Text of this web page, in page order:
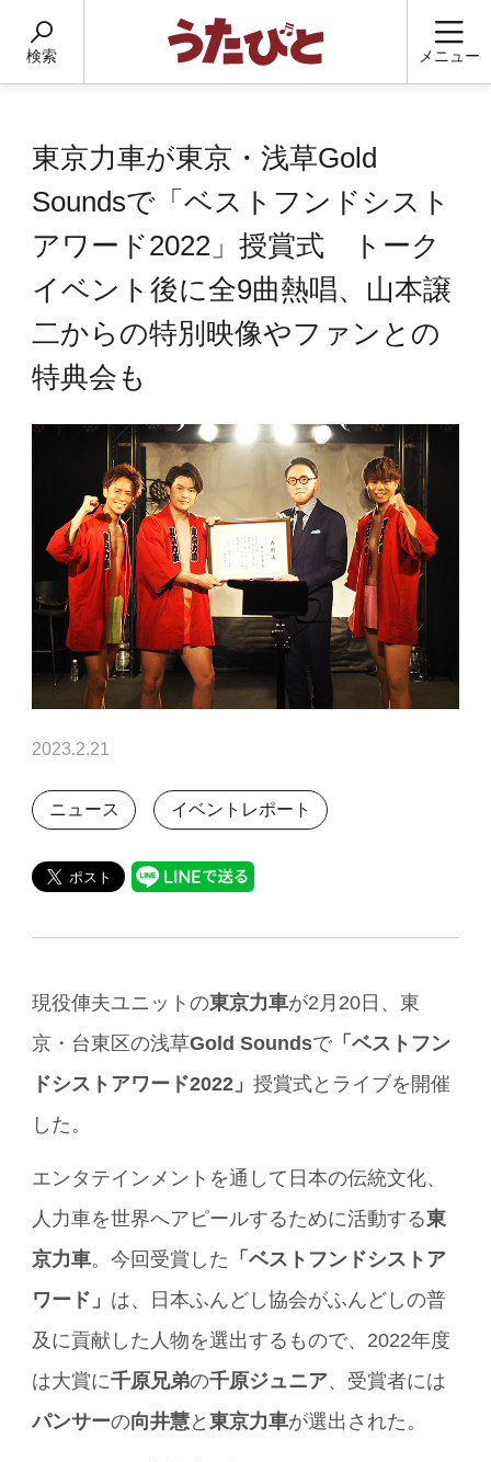
検索 メニュー
東京力車が東京・浅草Gold
Soundsで「ベストフンドシスト
アワード2022」授賞式 トーク
イベント後に全9曲熱唱、山本譲
二からの特別映像やファンとの
特典会も
2023.2.21
ニュース イベントレポート
現役俥夫ユニットの東京力車が2月20日、東
京・台東区の浅草Gold Soundsで「ベストフン
ドシストアワード2022」授賞式とライブを開催
した。
エンタテインメントを通して日本の伝統文化、
人力車を世界へアピールするために活動する東
京力車。今回受賞した 「ベストフンドシストア
ワード」 は、日本ふんどし協会がふんどしの普
及に貢献した人物を選出するもので、2022年度
は大賞に千原兄弟の千原ジュニア、受賞者には
パンサーの向井慧と東京力車が選出された。